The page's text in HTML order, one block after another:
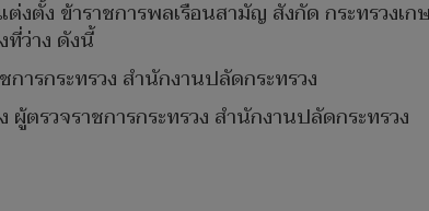
ตั้ง ข้าราชการพลเรือนสามัญ สังกัด กระทรวงเก
ว่าง ดังนี้
ารกระทรวง สำนักงานปลัดกระทรวง
ตรวจราชการกระทรวง สำนักงานปลัดกระทรวง